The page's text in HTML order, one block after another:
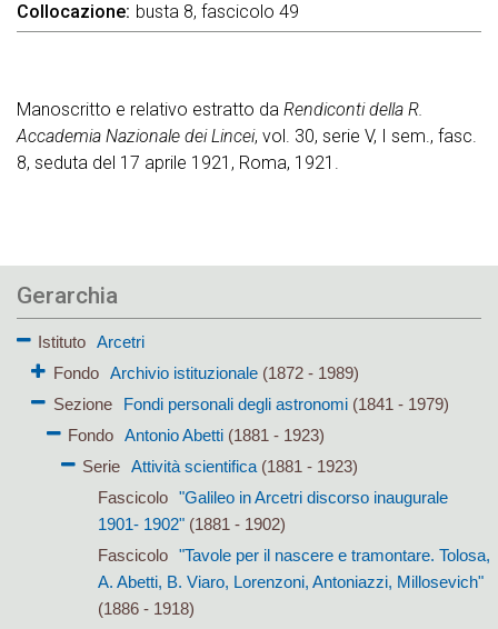
Collocazione busta 8, fascicolo 49
Manoscritto e relativo estratto da Rendiconti della R.
Accademia Nazionale dei Lincei, vol. 30, serie V, I sem., fasc.
8, seduta del 17 aprile 1921, Roma, 1921.
Gerarchia
Istituto
Arcetri
Fondo
Archivio istituzionale(1872 - 1989)
Sezione
Fondi personali degli astronomi(1841 - 1979)
Fondo Antonio Abetti(1881 - 1923)
Serie
Attività scientifica (1881 - 1923)
Fascicolo
"Galileo in Arcetri discorso inaugurale
1901- 1902"(1881 - 1902)
Fascicolo
"Tavole per il nascere e tramontare. Tolosa,
A. Abetti, B. Viaro, Lorenzoni, Antoniazzi, Millosevich"
(1886 - 1918)